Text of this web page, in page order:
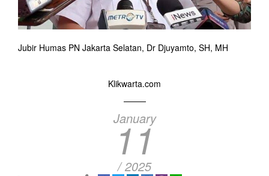
Jubir Humas PN Jakarta Selatan, Dr Djuyamto, SH, MH
Klikwarta.com
January
11
/ 2025